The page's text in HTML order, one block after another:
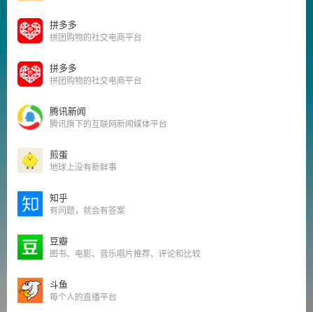
拼多多
拼团购物的社交电商平台
拼多多
拼团购物的社交电商平台
腾讯新闻
腾讯旗下的互联网新闻媒体平台
煎蛋
地球上没有新鲜事
知乎
有问题，就会有答案
豆瓣
图书、电影、音乐唱片推荐、评论和比较
斗鱼
每个人的直播平台